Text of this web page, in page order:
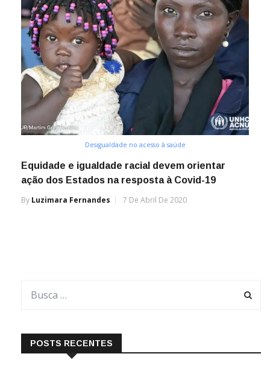
Desigualdade no acesso à saúde
Equidade e igualdade racial devem orientar
ação dos Estados na resposta à Covid-19
By Luzimara Fernandes 7 De Abril De 2020
POSTS RECENTES